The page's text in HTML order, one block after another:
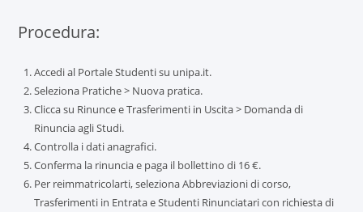
Procedura:
Accedi al Portale Studenti su unipa.it.
Seleziona Pratiche > Nuova pratica.
Clicca su Rinunce e Trasferimenti in Uscita > Domanda di
Rinuncia agli Studi.
Controlla i dati anagrafici.
Conferma la rinuncia e paga il bollettino di 16 €.
Per reimmatricolarti, seleziona Abbreviazioni di corso,
Trasferimenti in Entrata e Studenti Rinunciatari con richiesta di